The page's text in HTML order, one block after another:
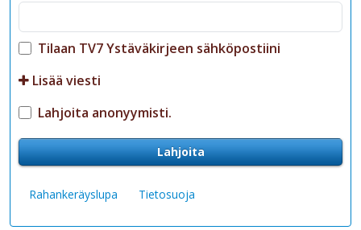
Tilaan TV7 Ystäväkirjeen sähköpostiini
Lisää viesti
Lahjoita anonyymisti.
Lahjoita
Rahankeräyslupa Tietosuoja